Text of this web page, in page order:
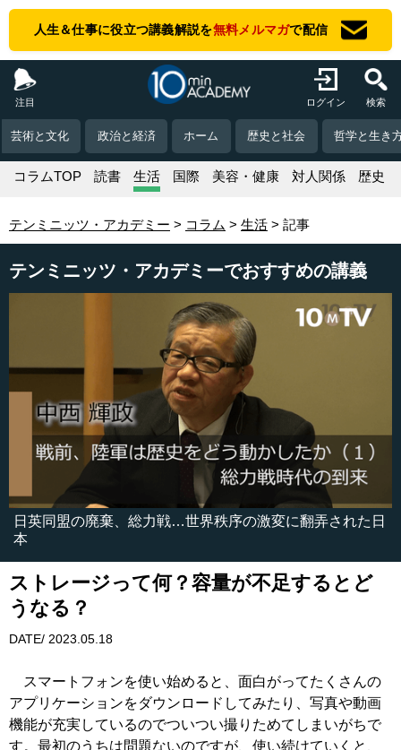
人生＆仕事に役立つ講義解説を無料メルマガで配信
注目 ログイン 検索
芸術と文化 政治と経済 ホーム 歴史と社会 哲学と生き
コラムTOP 読書 生活 国際 美容・健康 対人関係 歴史
テンミニッツ・アカデミー コラム 生活 記事
テンミニッツ・アカデミーでおすすめの講義
日英同盟の廃棄、総力戦…世界秩序の激変に翻弄された日
本
ストレージって何？容量が不足するとど
うなる？
DATE/ 2023.05.18
スマートフォンを使い始めると、面白がってたくさんの
アプリケーションをダウンロードしてみたり、写真や動画
機能が充実しているのでついつい撮りためてしまいがちで
す。最初のうちは問題ないのですが、使い続けていくと、